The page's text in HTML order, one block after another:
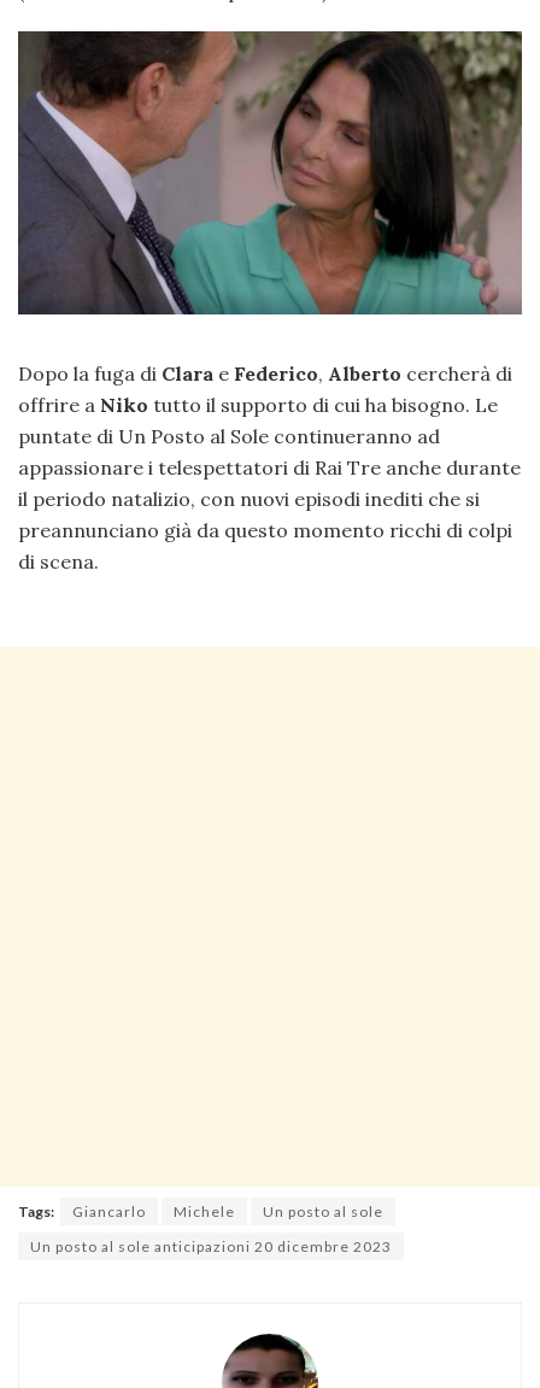
Dopo la fuga di Clara e Federico, Alberto cercherà di
offrire a Niko tutto il supporto di cui ha bisogno. Le
puntate di Un Posto al Sole continueranno ad
appassionare i telespettatori di Rai Tre anche durante
il periodo natalizio, con nuovi episodi inediti che si
preannunciano già da questo momento ricchi di colpi
di scena.
Tags: Giancarlo Michele
Un posto al sole
Un posto al sole anticipazioni 20 dicembre 2023